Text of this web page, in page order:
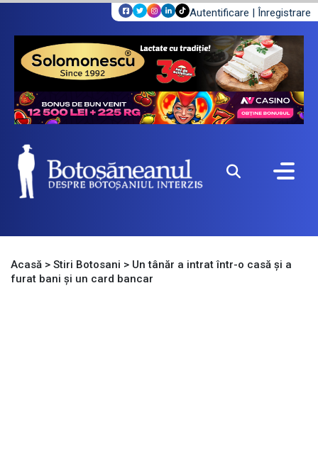
Autentificare | Înregistrare
Acasă > Stiri Botosani > Un tânăr a intrat într-o casă și a
furat bani și un card bancar